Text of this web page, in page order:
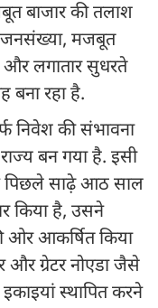
बाजार की तलाश
जनसंख्या, मजबूत
और लगातार सुधरते
बना रहा है.
निवेश की संभावना
बन गया है. इसी
पिछले साढ़े आठ साल
किया है, उसने
ओर आकर्षित किया
ग्रेटर नोएडा जैसे
स्थापित करने